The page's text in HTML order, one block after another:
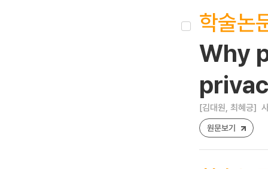
학술논
Why
[김대원, 최혜긍]
원문보기